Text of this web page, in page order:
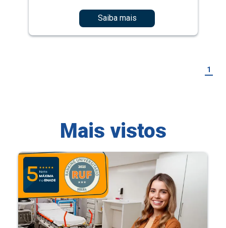
Saiba mais
1
Mais vistos